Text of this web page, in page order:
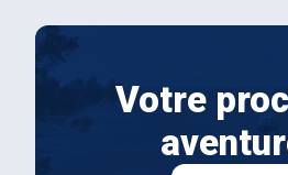
Votre